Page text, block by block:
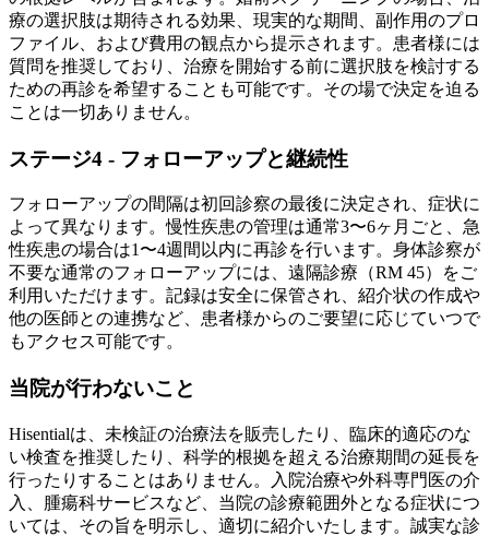
療の選択肢は期待される効果、現実的な期間、副作用のプロ
ファイル、および費用の観点から提示されます。患者様には
質問を推奨しており、治療を開始する前に選択肢を検討する
ための再診を希望することも可能です。その場で決定を迫る
ことは一切ありません。
ステージ4 - フォローアップと継続性
フォローアップの間隔は初回診察の最後に決定され、症状に
よって異なります。慢性疾患の管理は通常3〜6ヶ月ごと、急
性疾患の場合は1〜4週間以内に再診を行います。身体診察が
不要な通常のフォローアップには、遠隔診療（RM 45）をご
利用いただけます。記録は安全に保管され、紹介状の作成や
他の医師との連携など、患者様からのご要望に応じていつで
もアクセス可能です。
当院が行わないこと
Hisentialは、未検証の治療法を販売したり、臨床的適応のな
い検査を推奨したり、科学的根拠を超える治療期間の延長を
行ったりすることはありません。入院治療や外科専門医の介
入、腫瘍科サービスなど、当院の診療範囲外となる症状につ
いては、その旨を明示し、適切に紹介いたします。誠実な診